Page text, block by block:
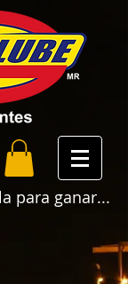
para ganar...